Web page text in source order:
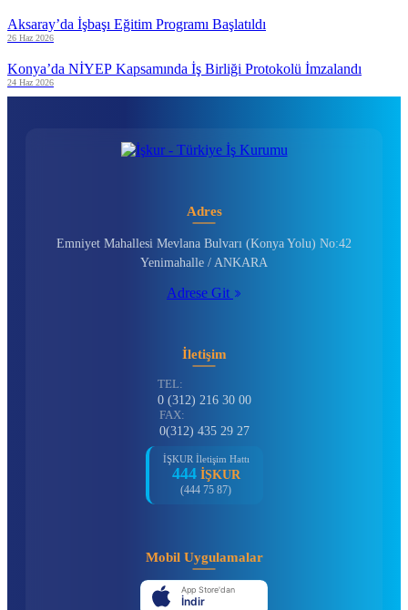
Aksaray’da İşbaşı Eğitim Programı Başlatıldı
26 Haz 2026
Konya’da NİYEP Kapsamında İş Birliği Protokolü İmzalandı
24 Haz 2026
Adres
Emniyet Mahallesi Mevlana Bulvarı (Konya Yolu) No:42
Yenimahalle / ANKARA
Adrese Git
İletişim
TEL:
0 (312) 216 30 00
FAX:
0(312) 435 29 27
İŞKUR İletişim Hattı
444 İŞKUR
(444 75 87)
Mobil Uygulamalar
App Store'dan
İndir